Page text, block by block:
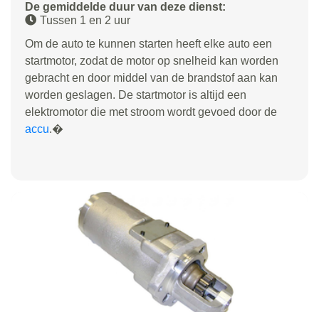
De gemiddelde duur van deze dienst:
Tussen 1 en 2 uur
Om de auto te kunnen starten heeft elke auto een
startmotor, zodat de motor op snelheid kan worden
gebracht en door middel van de brandstof aan kan
worden geslagen. De startmotor is altijd een
elektromotor die met stroom wordt gevoed door de
accu.�